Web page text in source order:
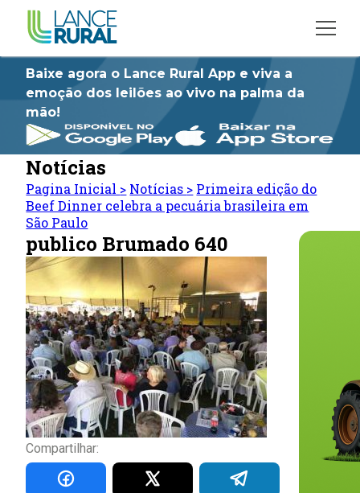
Baixe agora o Lance Rural App e viva a
emoção dos leilões ao vivo na palma da
mão!
Notícias
Pagina Inicial > Notícias > Primeira edição do
Beef Dinner celebra a pecuária brasileira em
São Paulo
publico Brumado 640
Compartilhar: